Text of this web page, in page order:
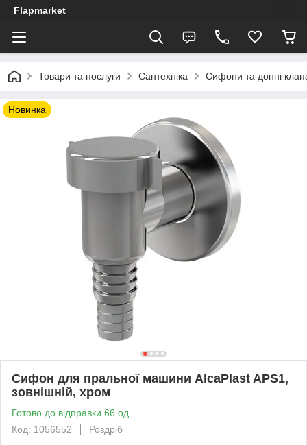
Flapmarket
Товари та послуги Сантехніка Сифони та донні
Новинка
Сифон для пральної машини AlcaPlast APS1,
зовнішній, хром
Готово до відправки 66 од.
Код: 1056552
Роздріб